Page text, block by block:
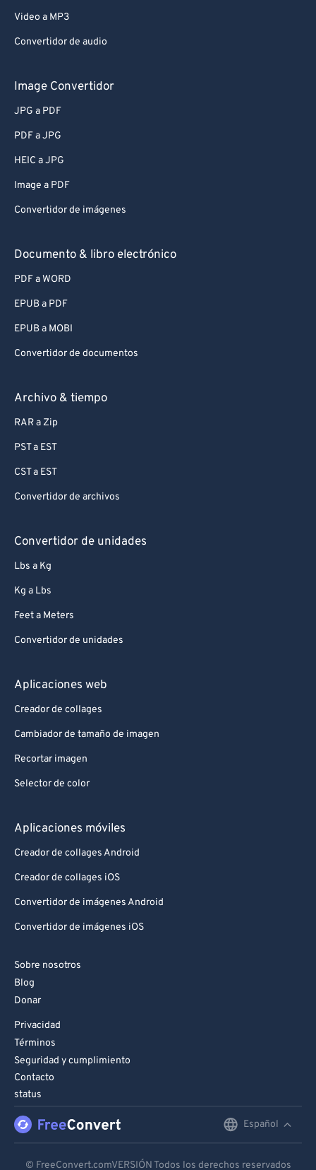
Video a MP3
Convertidor de audio
Image Convertidor
JPG a PDF
PDF a JPG
HEIC a JPG
Image a PDF
Convertidor de imágenes
Documento & libro electrónico
PDF a WORD
EPUB a PDF
EPUB a MOBI
Convertidor de documentos
Archivo & tiempo
RAR a Zip
PST a EST
CST a EST
Convertidor de archivos
Convertidor de unidades
Lbs a Kg
Kg a Lbs
Feet a Meters
Convertidor de unidades
Aplicaciones web
Creador de collages
Cambiador de tamaño de imagen
Recortar imagen
Selector de color
Aplicaciones móviles
Creador de collages Android
Creador de collages iOS
Convertidor de imágenes Android
Convertidor de imágenes iOS
Sobre nosotros
Blog
Donar
Privacidad
Términos
Seguridad y cumplimiento
Contacto
status
Español
© FreeConvert.comVERSIÓN Todos los derechos reservados